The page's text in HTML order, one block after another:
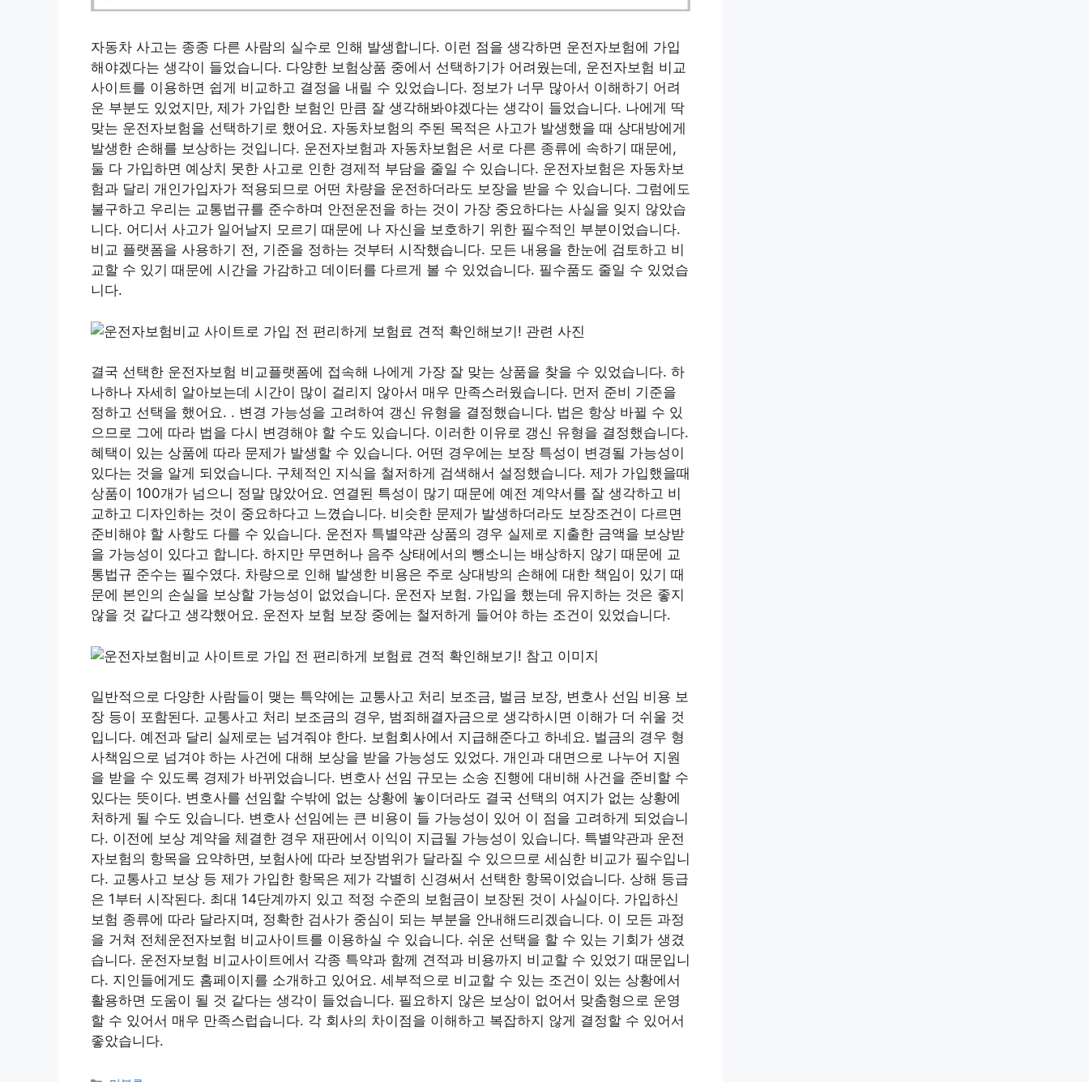
자동차 사고는 종종 다른 사람의 실수로 인해 발생합니다. 이런 점을 생각하면 운전자보험에 가입
해야겠다는 생각이 들었습니다. 다양한 보험상품 중에서 선택하기가 어려웠는데, 운전자보험 비교
사이트를 이용하면 쉽게 비교하고 결정을 내릴 수 있었습니다. 정보가 너무 많아서 이해하기 어려
운 부분도 있었지만, 제가 가입한 보험인 만큼 잘 생각해봐야겠다는 생각이 들었습니다. 나에게 딱
맞는 운전자보험을 선택하기로 했어요. 자동차보험의 주된 목적은 사고가 발생했을 때 상대방에게
발생한 손해를 보상하는 것입니다. 운전자보험과 자동차보험은 서로 다른 종류에 속하기 때문에,
둘 다 가입하면 예상치 못한 사고로 인한 경제적 부담을 줄일 수 있습니다. 운전자보험은 자동차보
험과 달리 개인가입자가 적용되므로 어떤 차량을 운전하더라도 보장을 받을 수 있습니다. 그럼에도
불구하고 우리는 교통법규를 준수하며 안전운전을 하는 것이 가장 중요하다는 사실을 잊지 않았습
니다. 어디서 사고가 일어날지 모르기 때문에 나 자신을 보호하기 위한 필수적인 부분이었습니다.
비교 플랫폼을 사용하기 전, 기준을 정하는 것부터 시작했습니다. 모든 내용을 한눈에 검토하고 비
교할 수 있기 때문에 시간을 가감하고 데이터를 다르게 볼 수 있었습니다. 필수품도 줄일 수 있었습
니다.
결국 선택한 운전자보험 비교플랫폼에 접속해 나에게 가장 잘 맞는 상품을 찾을 수 있었습니다. 하
나하나 자세히 알아보는데 시간이 많이 걸리지 않아서 매우 만족스러웠습니다. 먼저 준비 기준을
정하고 선택을 했어요. . 변경 가능성을 고려하여 갱신 유형을 결정했습니다. 법은 항상 바뀔 수 있
으므로 그에 따라 법을 다시 변경해야 할 수도 있습니다. 이러한 이유로 갱신 유형을 결정했습니다.
혜택이 있는 상품에 따라 문제가 발생할 수 있습니다. 어떤 경우에는 보장 특성이 변경될 가능성이
있다는 것을 알게 되었습니다. 구체적인 지식을 철저하게 검색해서 설정했습니다. 제가 가입했을때
상품이 100개가 넘으니 정말 많았어요. 연결된 특성이 많기 때문에 예전 계약서를 잘 생각하고 비
교하고 디자인하는 것이 중요하다고 느꼈습니다. 비슷한 문제가 발생하더라도 보장조건이 다르면
준비해야 할 사항도 다를 수 있습니다. 운전자 특별약관 상품의 경우 실제로 지출한 금액을 보상받
을 가능성이 있다고 합니다. 하지만 무면허나 음주 상태에서의 뺑소니는 배상하지 않기 때문에 교
통법규 준수는 필수였다. 차량으로 인해 발생한 비용은 주로 상대방의 손해에 대한 책임이 있기 때
문에 본인의 손실을 보상할 가능성이 없었습니다. 운전자 보험. 가입을 했는데 유지하는 것은 좋지
않을 것 같다고 생각했어요. 운전자 보험 보장 중에는 철저하게 들어야 하는 조건이 있었습니다.
일반적으로 다양한 사람들이 맺는 특약에는 교통사고 처리 보조금, 벌금 보장, 변호사 선임 비용 보
장 등이 포함된다. 교통사고 처리 보조금의 경우, 범죄해결자금으로 생각하시면 이해가 더 쉬울 것
입니다. 예전과 달리 실제로는 넘겨줘야 한다. 보험회사에서 지급해준다고 하네요. 벌금의 경우 형
사책임으로 넘겨야 하는 사건에 대해 보상을 받을 가능성도 있었다. 개인과 대면으로 나누어 지원
을 받을 수 있도록 경제가 바뀌었습니다. 변호사 선임 규모는 소송 진행에 대비해 사건을 준비할 수
있다는 뜻이다. 변호사를 선임할 수밖에 없는 상황에 놓이더라도 결국 선택의 여지가 없는 상황에
처하게 될 수도 있습니다. 변호사 선임에는 큰 비용이 들 가능성이 있어 이 점을 고려하게 되었습니
다. 이전에 보상 계약을 체결한 경우 재판에서 이익이 지급될 가능성이 있습니다. 특별약관과 운전
자보험의 항목을 요약하면, 보험사에 따라 보장범위가 달라질 수 있으므로 세심한 비교가 필수입니
다. 교통사고 보상 등 제가 가입한 항목은 제가 각별히 신경써서 선택한 항목이었습니다. 상해 등급
은 1부터 시작된다. 최대 14단계까지 있고 적정 수준의 보험금이 보장된 것이 사실이다. 가입하신
보험 종류에 따라 달라지며, 정확한 검사가 중심이 되는 부분을 안내해드리겠습니다. 이 모든 과정
을 거쳐 전체운전자보험 비교사이트를 이용하실 수 있습니다. 쉬운 선택을 할 수 있는 기회가 생겼
습니다. 운전자보험 비교사이트에서 각종 특약과 함께 견적과 비용까지 비교할 수 있었기 때문입니
다. 지인들에게도 홈페이지를 소개하고 있어요. 세부적으로 비교할 수 있는 조건이 있는 상황에서
활용하면 도움이 될 것 같다는 생각이 들었습니다. 필요하지 않은 보상이 없어서 맞춤형으로 운영
할 수 있어서 매우 만족스럽습니다. 각 회사의 차이점을 이해하고 복잡하지 않게 결정할 수 있어서
좋았습니다.